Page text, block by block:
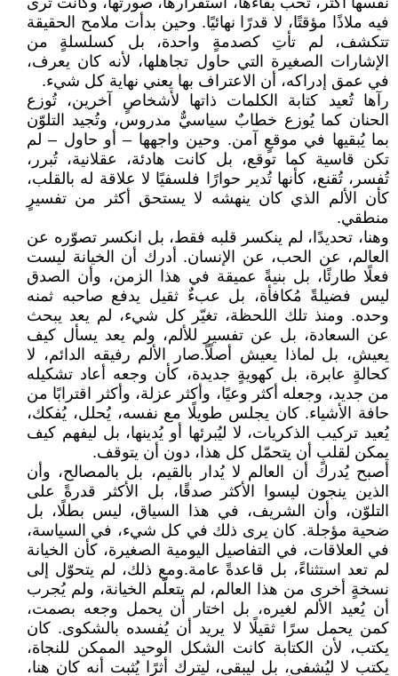
فيه ملاذًا مؤقتًا، لا قدرًا نهائيًا. وحين بدأت ملامح الحقيقة
تتكشف، لم تأتِ كصدمةٍ واحدة، بل كسلسلةٍ من
الإشارات الصغيرة التي حاول تجاهلها، لأنه كان يعرف،
في عمق إدراكه، أن الاعتراف بها يعني نهاية كل شيء.
رآها تُعيد كتابة الكلمات ذاتها لأشخاصٍ آخرين، تُوزع
الحنان كما يُوزع خطابٌ سياسيٌّ مدروس، وتُجيد التلوّن
بما يُبقيها في موقعٍ آمن. وحين واجهها – أو حاول – لم
تكن قاسية كما توقع، بل كانت هادئة، عقلانية، تُبرر،
تُفسر، تُقنع، كأنها تُدير حوارًا فلسفيًا لا علاقة له بالقلب،
كأن الألم الذي كان ينهشه لا يستحق أكثر من تفسيرٍ
منطقي.
وهنا، تحديدًا، لم ينكسر قلبه فقط، بل انكسر تصوّره عن
العالم، عن الحب، عن الإنسان. أدرك أن الخيانة ليست
فعلًا طارئًا، بل بنيةً عميقة في هذا الزمن، وأن الصدق
ليس فضيلةً مُكافأة، بل عبءٌ ثقيل يدفع صاحبه ثمنه
وحده. ومنذ تلك اللحظة، تغيّر كل شيء، لم يعد يبحث
عن السعادة، بل عن تفسيرٍ للألم، ولم يعد يسأل كيف
يعيش، بل لماذا يعيش أصلًا.صار الألم رفيقه الدائم، لا
كحالةٍ عابرة، بل كهويةٍ جديدة، كأن وجعه أعاد تشكيله
من جديد، وجعله أكثر وعيًا، وأكثر عزلة، وأكثر اقترابًا من
حافة الأشياء. كان يجلس طويلًا مع نفسه، يُحلل، يُفكك،
يُعيد تركيب الذكريات، لا ليُبرئها أو يُدينها، بل ليفهم كيف
يمكن لقلبٍ أن يتحمّل كل هذا، دون أن يتوقف.
أصبح يُدرك أن العالم لا يُدار بالقيم، بل بالمصالح، وأن
الذين ينجون ليسوا الأكثر صدقًا، بل الأكثر قدرةً على
التلوّن، وأن الشريف، في هذا السياق، ليس بطلًا، بل
ضحية مؤجلة. كان يرى ذلك في كل شيء، في السياسة،
في العلاقات، في التفاصيل اليومية الصغيرة، كأن الخيانة
لم تعد استثناءً، بل قاعدةً عامة.ومع ذلك، لم يتحوّل إلى
نسخةٍ أخرى من هذا العالم، لم يتعلّم الخيانة، ولم يُجرب
أن يُعيد الألم لغيره، بل اختار أن يحمل وجعه بصمت،
كمن يحمل سرًا ثقيلًا لا يريد أن يُفسده بالشكوى. كان
يكتب، لأن الكتابة كانت الشكل الوحيد الممكن للنجاة،
يكتب لا ليُشفى، بل ليبقى، ليترك أثرًا يُثبت أنه كان هنا،